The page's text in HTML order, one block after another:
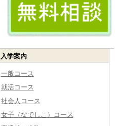
入学案内
一般コース
就活コース
社会人コース
女子（なでしこ）コース